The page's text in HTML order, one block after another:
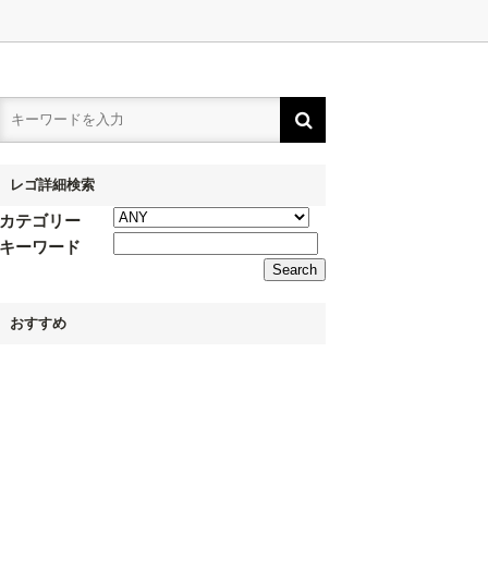
レゴ詳細検索
テゴリー
ーワード
おすすめ